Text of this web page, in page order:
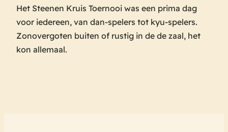
Het Steenen Kruis Toernooi was een prima dag
voor iedereen, van dan-spelers tot kyu-spelers.
Zonovergoten buiten of rustig in de de zaal, het
kon allemaal.